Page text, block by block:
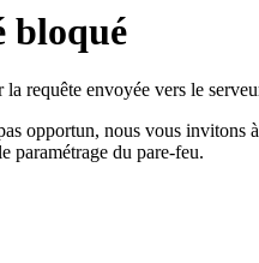
bloqué
requête envoyée vers le
opportun, nous vous invitons
paramétrage du pare-feu.